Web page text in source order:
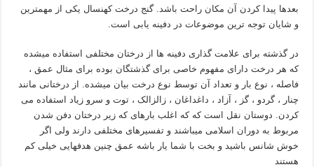
بعدها پیدا کردن آن مکان راحت باشد. گنج درخت کهنسال یکی از مهمترین
و شایان توجه ترین موضوعات در دفینه یابی است.
در گذشته برای علامت گذاری دفینه ها از درختان مختلفی استفاده میشده
که هر درخت دارای مفهوم خاصی برای گذشتگان بوده برای مثال عمق ،
فاصله ، نوع بار و تعداد آن توسط نوع درخت بیان میشده. از درختانی مانند
چنار ، گردو ، گز ، آزاد ، داغداغان ، زالزالک ، توت و سرو زیاد استفاده می
کردن. دوستان نقل است که که اغلب بارهای که زیر درختان دفن شدن
مربوط به دوران اسلامی میباشند و تفسیرهای مختلفی دارند ولی اگر
خوش شانس باشید و بخت با شما یار باشه عمق چنین هدفهایی خیلی کم
هستند